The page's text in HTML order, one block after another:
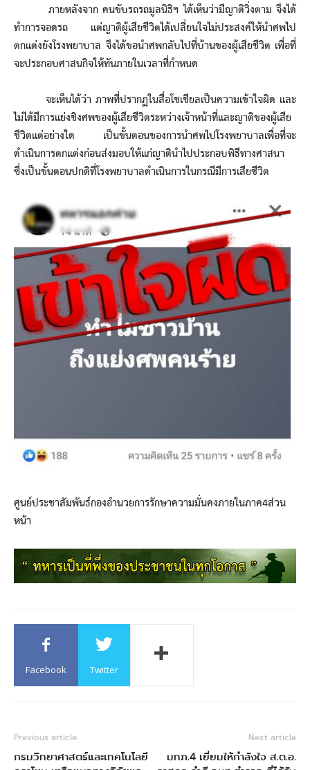
ภายหลังจาก คนขับรถรถมูลนิธิฯ ได้เห็นว่ามีญาติวิ่งตาม จึงได้
ทำการจอดรถ แต่ญาติผู้เสียชีวิตได้เปลี่ยนใจไม่ประสงค์ให้นำศพไป
ตกแต่งยังโรงพยาบาล จึงได้ขอนำศพกลับไปที่บ้านของผู้เสียชีวิต เพื่อที่
จะประกอบศาสนกิจให้ทันภายในเวลาที่กำหนด
จะเห็นได้ว่า ภาพที่ปรากฏในสื่อโชเชียลเป็นความเข้าใจผิด และ
ไม่ได้มีการแย่งชิงศพของผู้เสียชีวิตระหว่างเจ้าหน้าที่และญาติของผู้เสีย
ชีวิตแต่อย่างใด เป็นขั้นตอนของการนำศพไปโรงพยาบาลเพื่อที่จะ
ดำเนินการตกแต่งก่อนส่งมอบให้แก่ญาตินำไปประกอบพิธีทางศาสนา
ซึ่งเป็นขั้นตอนปกติที่โรงพยาบาลดำเนินการในกรณีมีการเสียชีวิต
ศูนย์ประชาสัมพันธ์กองอำนวยการรักษาความมั่นคงภายในภาค4ส่วน
หน้า
Facebook Twitter
Previous article
กรมวิทยาศาสตร์และเทคโนโลยี
Next article
มทภ.4 เยี่ยมให้กำลังใจ ส.ต.อ.